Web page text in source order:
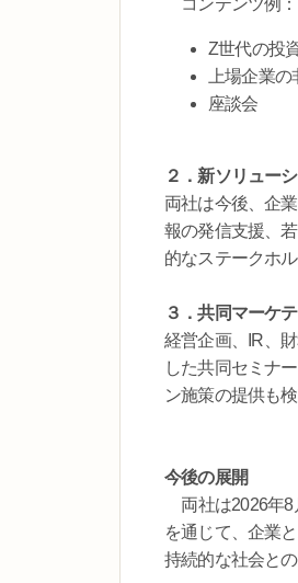
コンテンツ例：
Z世代の投
上場企業
座談会
２．新ソリュー
両社は今後、企
報の発信支援、
的なステークホ
３．共同マーケ
経営企画、IR、
した共同セミナ
ン施策の提供も
今後の展開
両社は2026年8
を通じて、企業
持続的な社会と